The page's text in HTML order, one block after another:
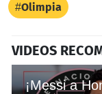
Olimpia
VIDEOS